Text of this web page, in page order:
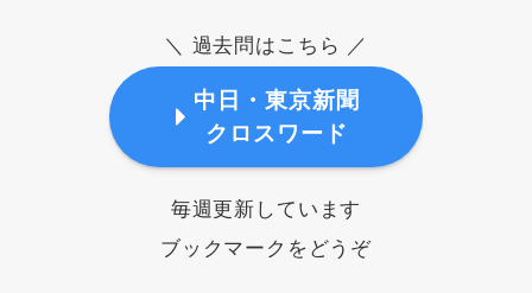
＼ 過去問はこちら ／
中日・東京新聞
クロスワード
毎週更新しています
ブックマークをどうぞ